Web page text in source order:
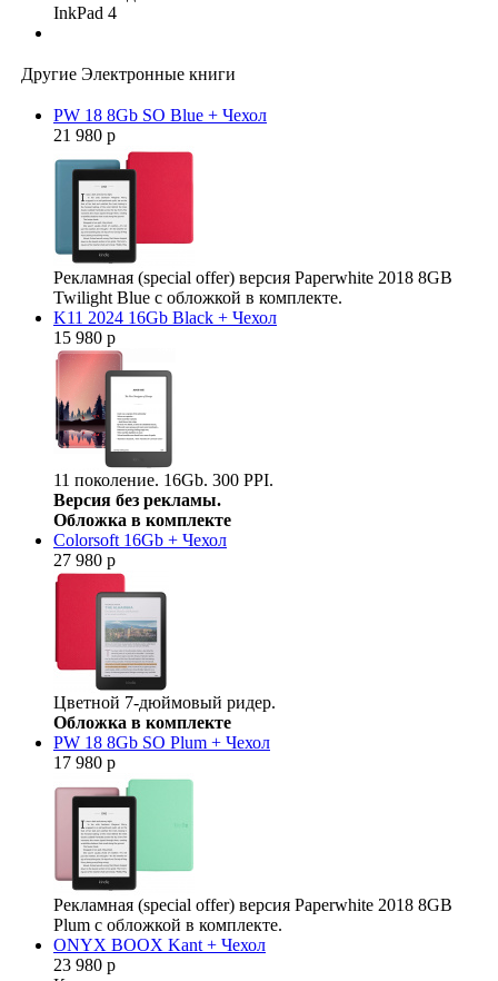
InkPad 4
Другие Электронные книги
PW 18 8Gb SO Blue + Чехол
21 980 р
Рекламная (special offer) версия Paperwhite 2018 8GB
Twilight Blue с обложкой в комплекте.
K11 2024 16Gb Black + Чехол
15 980 р
11 поколение. 16Gb. 300 PPI.
Версия без рекламы.
Обложка в комплекте
Colorsoft 16Gb + Чехол
27 980 р
Цветной 7-дюймовый ридер.
Обложка в комплекте
PW 18 8Gb SO Plum + Чехол
17 980 р
Рекламная (special offer) версия Paperwhite 2018 8GB
Plum с обложкой в комплекте.
ONYX BOOX Kant + Чехол
23 980 р